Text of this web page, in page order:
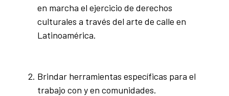
en marcha el ejercicio de derechos
culturales a través del arte de calle en
Latinoamérica.
Brindar herramientas específicas para el
trabajo con y en comunidades.